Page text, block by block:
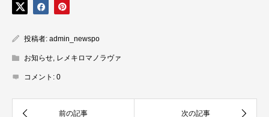
投稿者: admin_newspo
お知らせ, レメキロマノラヴァ
コメント: 0